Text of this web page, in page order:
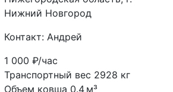
Нижний Новгород
Контакт: Андрей
1 000₽/час
Транспортный вес 2928 кг
Объем ковша 0.4 м³